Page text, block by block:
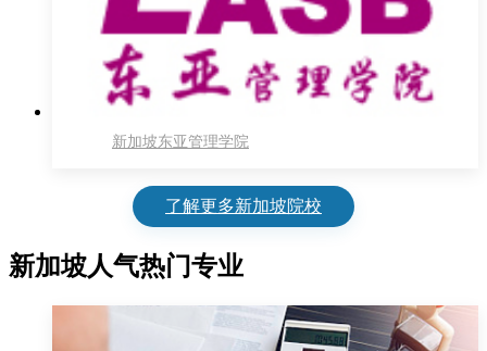
新加坡东亚管理学院
了解更多新加坡院校
新加坡人气热门专业